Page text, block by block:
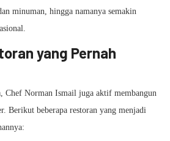
minuman, hingga namanya semakin
yang Pernah
Chef Norman Ismail juga aktif membangun
Berikut beberapa restoran yang menjadi